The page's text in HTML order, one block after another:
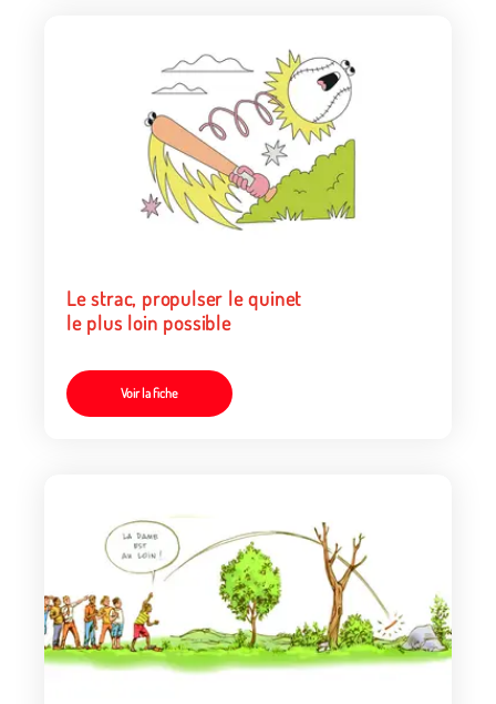
Le strac, propulser le quinet
le plus loin possible
Voir la fiche